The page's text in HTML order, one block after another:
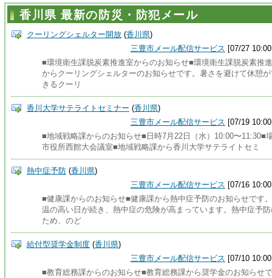
香川県 最新の防災・防犯メール
クーリングシェルター開放 (香川県)
三豊市メール配信サービス [07/27
■環境衛生課脱炭素推進室からのお知らせ■環境衛生課脱炭素推
からクーリングシェルターのお知らせです。暑さを避けて休憩
きるクーリ
香川大学サテライトセミナー (香川県)
三豊市メール配信サービス [07/19
■地域戦略課からのお知らせ■日時7月22日（水）10:00〜11:30■
市役所西館大会議室■地域戦略課から香川大学サテライトセミ
熱中症予防 (香川県)
三豊市メール配信サービス [07/16
■健康課からのお知らせ■健康課から熱中症予防のお知らせです
温の高い日が続き、熱中症の危険が高まっています。熱中症予
ため、のど
給付型奨学金制度 (香川県)
三豊市メール配信サービス [07/10
■教育総務課からのお知らせ■教育総務課から奨学金のお知らせで